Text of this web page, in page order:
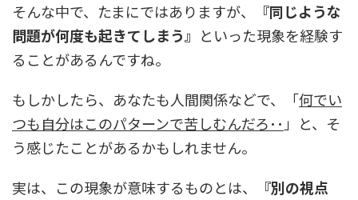
そんな中で、たまにではありますが、
『同じような
問題が何度も起きてしまう』 といった現象を経験す
ることがあるんですね。
もしかしたら、あなたも人間関係などで、「何でい
つも自分はこのパターンで苦しむんだろ･･ 」と、そ
う感じたことがあるかもしれません。
実は、この現象が意味するものとは、
『別の視点